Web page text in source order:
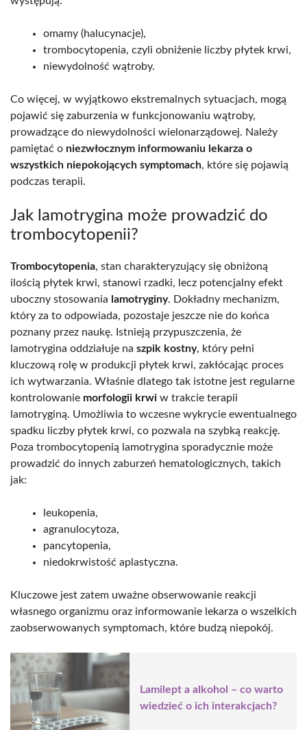
omamy (halucynacje),
trombocytopenia, czyli obniżenie liczby płytek krwi,
niewydolność wątroby.
Co więcej, w wyjątkowo ekstremalnych sytuacjach, mogą
pojawić się zaburzenia w funkcjonowaniu wątroby,
prowadzące do niewydolności wielonarządowej. Należy
pamiętać o niezwłocznym informowaniu lekarza o
wszystkich niepokojących symptomach, które się pojawią
podczas terapii.
Jak lamotrygina może prowadzić do
trombocytopenii?
Trombocytopenia, stan charakteryzujący się obniżoną
ilością płytek krwi, stanowi rzadki, lecz potencjalny efekt
uboczny stosowania lamotryginy. Dokładny mechanizm,
który za to odpowiada, pozostaje jeszcze nie do końca
poznany przez naukę. Istnieją przypuszczenia, że
lamotrygina oddziałuje na szpik kostny, który pełni
kluczową rolę w produkcji płytek krwi, zakłócając proces
ich wytwarzania. Właśnie dlatego tak istotne jest regularne
kontrolowanie morfologii krwi w trakcie terapii
lamotryginą. Umożliwia to wczesne wykrycie ewentualnego
spadku liczby płytek krwi, co pozwala na szybką reakcję.
Poza trombocytopenią lamotrygina sporadycznie może
prowadzić do innych zaburzeń hematologicznych, takich
jak:
leukopenia,
agranulocytoza,
pancytopenia,
niedokrwistość aplastyczna.
Kluczowe jest zatem uważne obserwowanie reakcji
własnego organizmu oraz informowanie lekarza o wszelkich
zaobserwowanych symptomach, które budzą niepokój.
Lamilept a alkohol – co warto
wiedzieć o ich interakcjach?